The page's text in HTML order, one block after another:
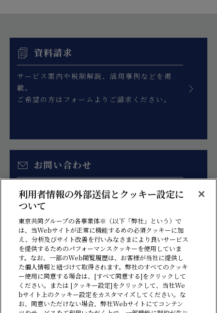
資料請求
サービス案内や税制解説、活用事例などを掲
載。
ご希望の方はフォームよりご請求ください。
お問い合わせ
お見積り、各種ご相談はこちらのフォームより
お問い合わせください。
情報セキュリティ方針 プライバシーポリシー ソーシャルメディアポリシー
利用者情報の外部送信とクッキー設定に
ついて
東京共同グループの各事業体※（以下「弊社」という）で
は、当Webサイトが正常に機能するめの必須クッキーに加
え、分析及びサイト改善を行いみなさまにより良いサービス
を提供するためのパフォーマンスクッキーを使用していま
す。なお、一部のWeb閲覧履歴は、お客様が当社に提供し
た個人情報と紐づけて取得されます。弊社のすべてのクッキ
ー使用に同意する場合は、[すべて同意する]をクリックして
ください。または [クッキー設定]をクリックして、当社We
bサイト上のクッキー設定をカスタマイズしてください。な
お、同意いただけない場合、弊社Webサイトにてコンテン